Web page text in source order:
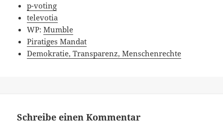
p-voting
televotia
WP:Mumble
Piratiges Mandat
Demokratie, Transparenz, Menschenrechte
Schreibe einen Kommentar